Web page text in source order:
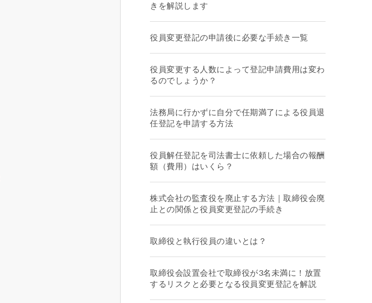
きを解説します
役員変更登記の申請後に必要な手続き一覧
役員変更する人数によって登記申請費用は変わ
るのでしょうか？
法務局に行かずに自分で任期満了による役員退
任登記を申請する方法
役員解任登記を司法書士に依頼した場合の報酬
額（費用）はいくら？
株式会社の監査役を廃止する方法｜取締役会廃
止との関係と役員変更登記の手続き
取締役と執行役員の違いとは？
取締役会設置会社で取締役が3名未満に！放置
するリスクと必要となる役員変更登記を解説